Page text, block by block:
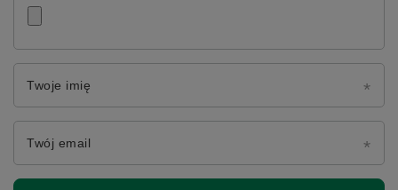
Twoje imię
Twój email